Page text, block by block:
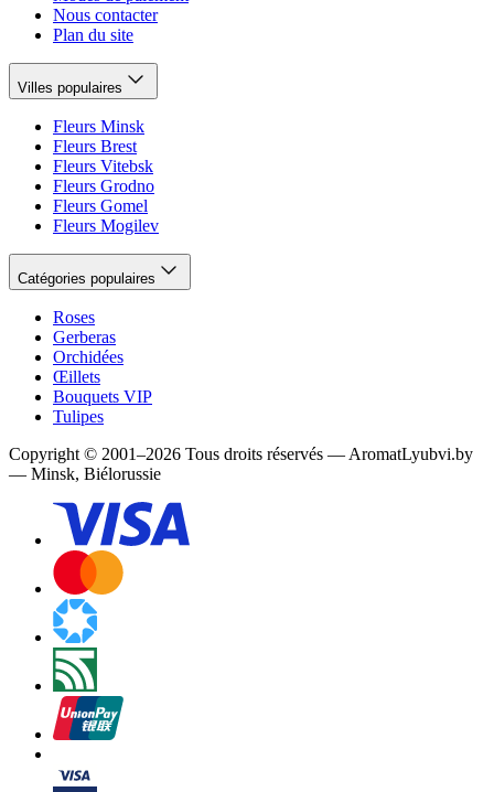
Nous contacter
Plan du site
Villes populaires
Fleurs Minsk
Fleurs Brest
Fleurs Vitebsk
Fleurs Grodno
Fleurs Gomel
Fleurs Mogilev
Catégories populaires
Roses
Gerberas
Orchidées
Œillets
Bouquets VIP
Tulipes
Copyright © 2001–2026 Tous droits réservés — AromatLyubvi.by
— Minsk, Biélorussie